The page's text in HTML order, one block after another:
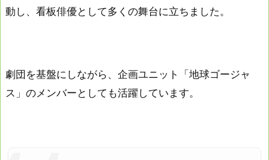
動し、看板俳優として多くの舞台に立ちました。
劇団を基盤にしながら、企画ユニット「地球ゴージャ
ス」のメンバーとしても活躍しています。